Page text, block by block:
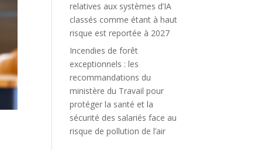
relatives aux systèmes d’IA
classés comme étant à haut
risque est reportée à 2027
Incendies de forêt
exceptionnels : les
recommandations du
ministère du Travail pour
protéger la santé et la
sécurité des salariés face au
risque de pollution de l’air